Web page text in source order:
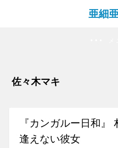
亜細
佐々木マキ
『カンガルー日和』
逢えない彼女